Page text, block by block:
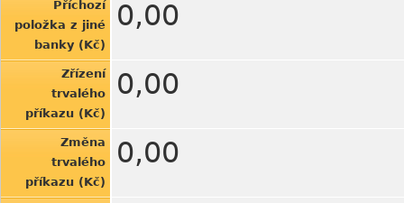
Příchozí
položka z jiné
banky (Kč)
0,00
Zřízení
trvalého
příkazu (Kč)
0,00
Změna
trvalého
příkazu (Kč)
0,00